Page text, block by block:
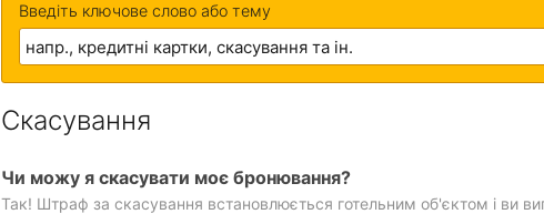
Введіть ключове слово або тему
Скасування
Чи можу я скасувати моє бронювання?
Так! Штраф за скасування встановлюється готельним об'єктом і ви